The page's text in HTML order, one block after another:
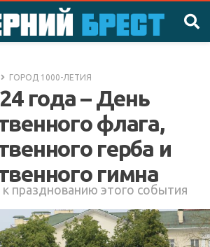
ГОРОД 1000-ЛЕТИЯ
года – День
флага,
герба и
гимна
к празднованию этого события